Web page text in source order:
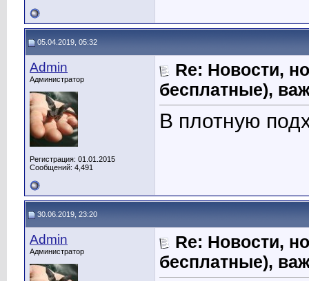
05.04.2019, 05:32
Admin
Администратор
Регистрация: 01.01.2015
Сообщений: 4,491
Re: Новости,
бесплатные),
В плотную
30.06.2019, 23:20
Admin
Администратор
Re: Новости,
бесплатные),